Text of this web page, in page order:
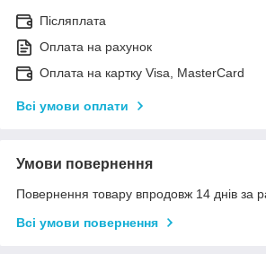
Післяплата
Оплата на рахунок
Оплата на картку Visa, MasterCard
Всі умови оплати
Умови повернення
Повернення товару впродовж 14 днів за
Всі умови повернення